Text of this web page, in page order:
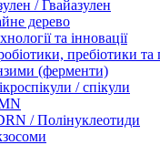
/ Гвайазулен
дерево
та інновації
пребіотики та
(ферменти)
/ спікули
/ Полінуклеотиди